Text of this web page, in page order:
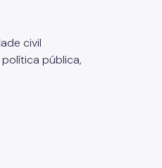
civil
pública,